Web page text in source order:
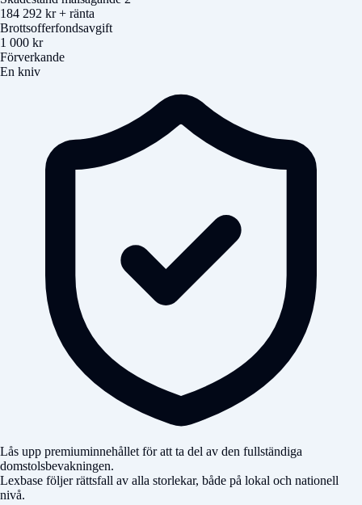
184 292 kr + ränta
Brottsofferfondsavgift
1 000 kr
Förverkande
En kniv
Lås upp premiuminnehållet för att ta del av den fullständiga
domstolsbevakningen.
Lexbase följer rättsfall av alla storlekar, både på lokal och nationell
nivå.